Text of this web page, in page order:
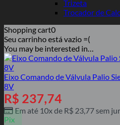
Trizeta
Trocador de
Shopping cart0
Seu carrinho está vazio =(
You may be interested in…
Eixo Comando de Válvula Palio
8V
R$ 237,74
Em até 10x de R$ 23,77 sem
Pix